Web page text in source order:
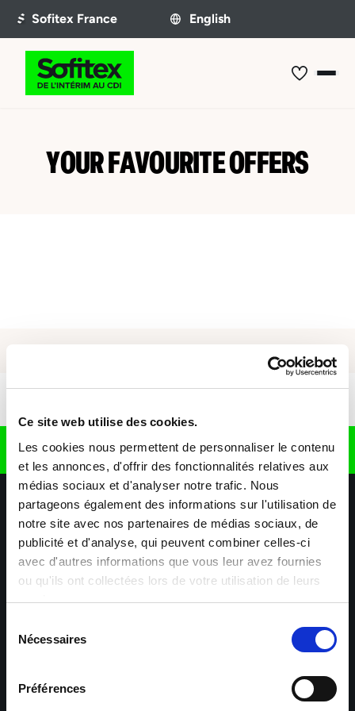
Ce site web utilise des cookies.
Les cookies nous permettent de personnaliser le contenu
et les annonces, d'offrir des fonctionnalités relatives aux
médias sociaux et d'analyser notre trafic. Nous
partageons également des informations sur l'utilisation de
notre site avec nos partenaires de médias sociaux, de
publicité et d'analyse, qui peuvent combiner celles-ci
avec d'autres informations que vous leur avez fournies
ou qu'ils ont collectées lors de votre utilisation de leurs
services.
Nécessaires
Préférences
YOUR FAVOURITE OFFERS
Find us on
Our agenciesOur business sectorsHelp & Contact
Esch-sur-Alzette –